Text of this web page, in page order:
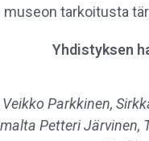
tarkoitusta
Yhdistyksen
Parkkinen,
Petteri Järvinen,